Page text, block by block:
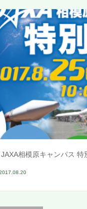
相模原キャンパス 特